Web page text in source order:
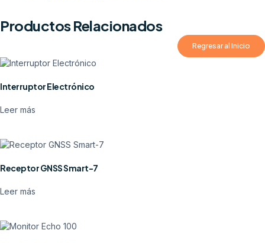
Productos Relacionados
Regresar al Inicio
Interruptor Electrónico
Leer más
Receptor GNSS Smart-7
Leer más